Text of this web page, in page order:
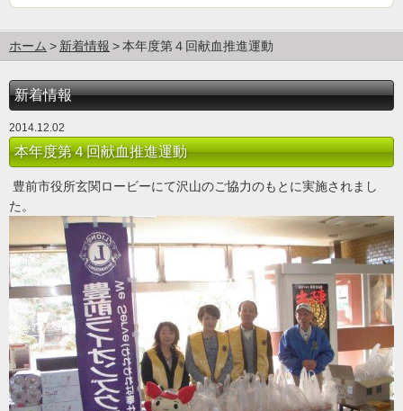
ホーム 新着情報 本年度第４回献血推進運動
新着情報
2014.12.02
本年度第４回献血推進運動
豊前市役所玄関ロービーにて沢山のご協力のもとに実施されまし
た。